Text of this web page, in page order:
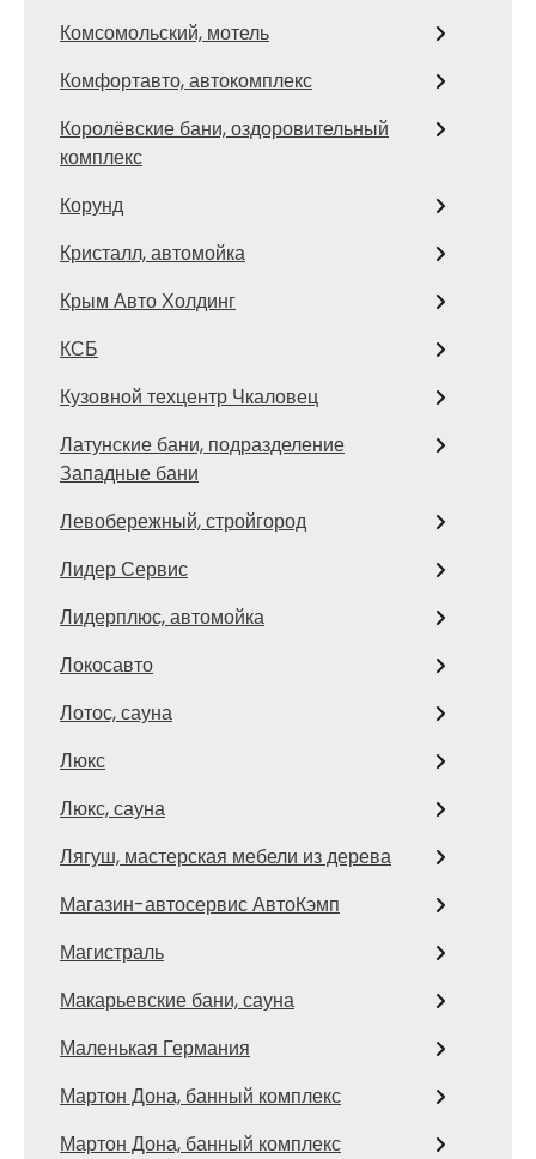
Комсомольский, мотель
Комфортавто, автокомплекс
Королёвские бани, оздоровительный
комплекс
Корунд
Кристалл, автомойка
Крым Авто Холдинг
КСБ
Кузовной техцентр Чкаловец
Латунские бани, подразделение
Западные бани
Левобережный, стройгород
Лидер Сервис
Лидерплюс, автомойка
Локосавто
Лотос, сауна
Люкс
Люкс, сауна
Лягуш, мастерская мебели из дерева
Магазин-автосервис АвтоКэмп
Магистраль
Макарьевские бани, сауна
Маленькая Германия
Мартон Дона, банный комплекс
Мартон Дона, банный комплекс